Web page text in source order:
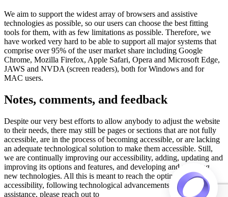
We aim to support the widest array of browsers and assistive
technologies as possible, so our users can choose the best fitting
tools for them, with as few limitations as possible. Therefore, we
have worked very hard to be able to support all major systems that
comprise over 95% of the user market share including Google
Chrome, Mozilla Firefox, Apple Safari, Opera and Microsoft Edge,
JAWS and NVDA (screen readers), both for Windows and for
MAC users.
Notes, comments, and feedback
Despite our very best efforts to allow anybody to adjust the website
to their needs, there may still be pages or sections that are not fully
accessible, are in the process of becoming accessible, or are lacking
an adequate technological solution to make them accessible. Still,
we are continually improving our accessibility, adding, updating and
improving its options and features, and developing and adopting
new technologies. All this is meant to reach the optimal level of
accessibility, following technological advancements. For any
assistance, please reach out to